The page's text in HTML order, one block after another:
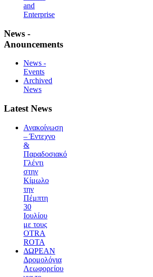
and
Enterprise
News -
Anouncements
News -
Events
Archived
News
Latest News
Ανακοίνωση
– Έντεχνο
&
Παραδοσιακό
Γλέντι
στην
Κίμωλο
την
Πέμπτη
30
Ιουλίου
με τους
OTRA
ROTA
ΔΩΡΕΑΝ
Δρομολόγια
Λεωφορείου